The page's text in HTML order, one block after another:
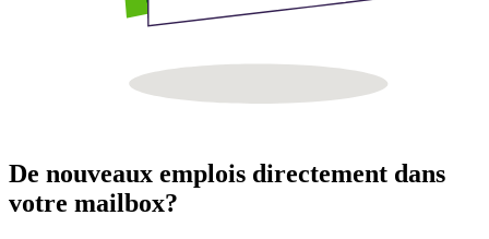
De nouveaux emplois directement dans
votre mailbox?